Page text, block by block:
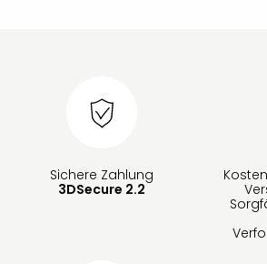
Sichere Zahlung
3DSecure 2.2